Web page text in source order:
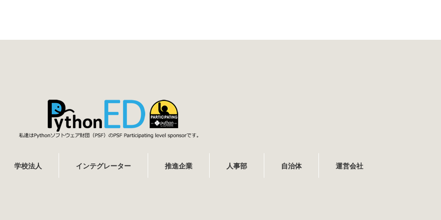
学校法人 インテグレーター 推進企業 人事部 自治体 運営会社